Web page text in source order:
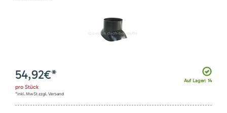
Auf Lager: 14
54,92€*
pro Stück
*inkl. MwSt zzgl. Versand